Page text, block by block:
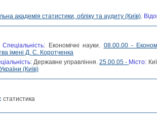
академія статистики, обліку та аудиту (Київ).
Спеціальність: Економічні науки. 08.00.00 -
імені Д. С. Коротченка
Державне управління.25.00.05 - Місто:
(Київ)
статистика